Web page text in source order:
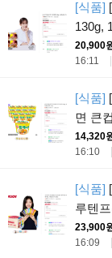
[식품]
130g,
20,900
16:11
[식품]
면 큰
14,320
16:10
[식품]
루텐
23,900
16:09